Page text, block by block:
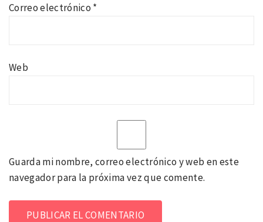
Correo electrónico *
Web
Guarda mi nombre, correo electrónico y web en este
navegador para la próxima vez que comente.